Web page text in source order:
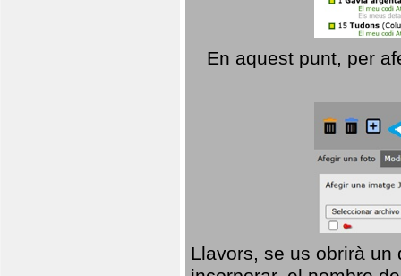
En aquest punt, per
Llavors, se us obrirà